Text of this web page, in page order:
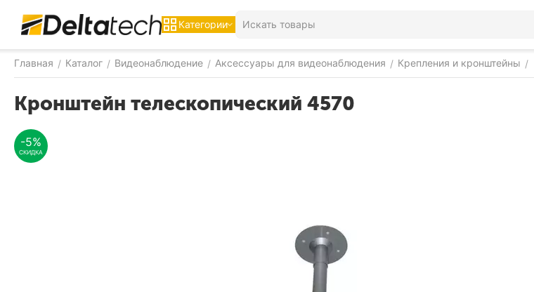
Категории
Главная / Каталог / Видеонаблюдение / Аксессуары для видеонаблюдения / Крепления и кронштейны /
Кронштейн телескопический 4570
-5%
СКИДКА